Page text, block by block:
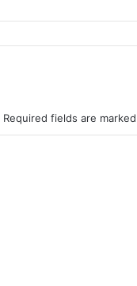
Required fields are marked